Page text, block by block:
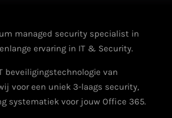
managed security specialist in
ervaring in IT & Security.
beveiligingstechnologie van
voor een uniek 3-laags security,
systematiek voor jouw Office 365.